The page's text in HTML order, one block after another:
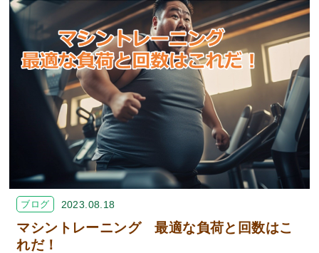
ブログ 2023.08.18
マシントレーニング 最適な負荷と回数はこ
れだ！